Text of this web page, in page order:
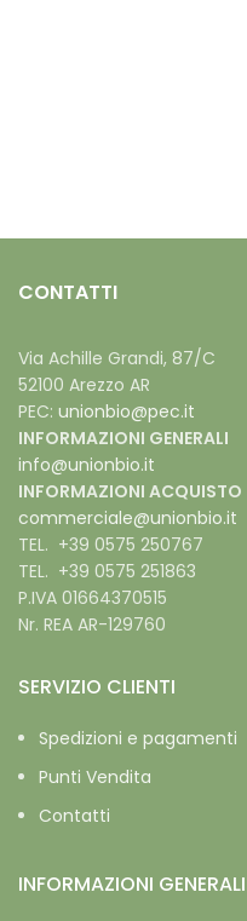
CONTATTI
Via Achille Grandi, 87/C
52100 Arezzo AR
PEC: unionbio@pec.it
INFORMAZIONI GENERALI
info@unionbio.it
INFORMAZIONI ACQUISTO
commerciale@unionbio.it
TEL. +39 0575 250767
TEL. +39 0575 251863
P.IVA 01664370515
Nr. REA AR-129760
SERVIZIO CLIENTI
Spedizioni e pagamenti
Punti Vendita
Contatti
INFORMAZIONI GENERALI